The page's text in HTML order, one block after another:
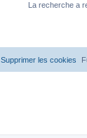
La recherche a
Supprimer les cookies